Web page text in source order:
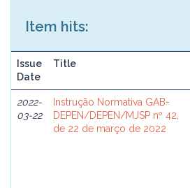
Item hits:
Issue
Date
Title
2022-
03-22
Instrução Normativa GAB-
DEPEN/DEPEN/MJSP nº 42,
de 22 de março de 2022